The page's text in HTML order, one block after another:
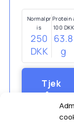
Normalpr
is
250
DKK
Protein
100 DKK
63.8
g
Tjek
for
Tilbud